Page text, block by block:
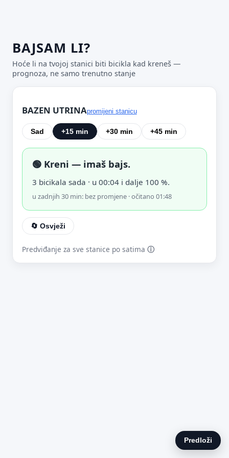
BAJSAM LI?
Hoće li na tvojoj stanici biti bicikla kad kreneš —
prognoza, ne samo trenutno stanje
BAZEN UTRINApromijeni stanicu
Sad +15 min +30 min +45 min
🟢 Kreni — imaš bajs.
3 bicikala sada · u 00:04 i dalje 100 %.
u zadnjih 30 min: bez promjene · očitano 01:48
🔄 Osvježi
Predviđanje za sve stanice po satima ⓘ
Predloži
Predloži poboljšanje ove stranice
Što bi ti ovdje bilo korisno? Koje pitanje želiš da ova
stranica može odgovoriti? (npr. “kada je
usporediti?”)
Vrsta poruke
Prijava problema
Tvoj prijedlog